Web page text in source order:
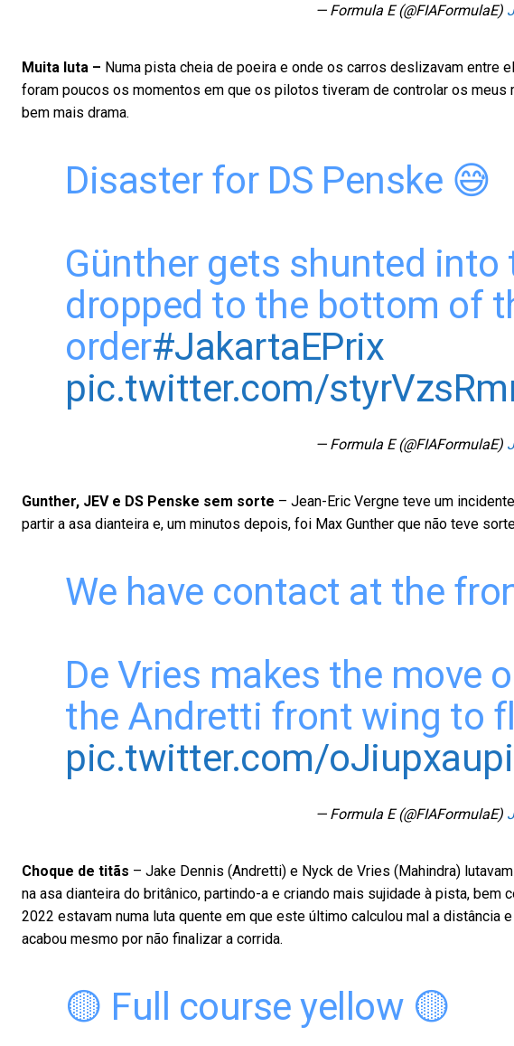
— Formula E (@FIAFormulaE)
Muita luta – Numa pista cheia de poeira e onde os carros deslizavam entre
foram poucos os momentos em que os pilotos tiveram de controlar os
bem mais drama.
Disaster for DS Penske 😅
Günther gets shunted into
dropped to the bottom of
order#JakartaEPrix
pic.twitter.com/
— Formula E (@FIAFormulaE)
Gunther, JEV e DS Penske sem sorte – Jean-Eric Vergne teve um
partir a asa dianteira e, um minutos depois, foi Max Gunther que não teve
We have contact at the
De Vries makes the move
the Andretti front wing to
pic.twitter.com/oJiupxaupi
— Formula E (@FIAFormulaE)
Choque de titãs – Jake Dennis (Andretti) e Nyck de Vries (Mahindra)
na asa dianteira do britânico, partindo-a e criando mais sujidade à pista,
2022 estavam numa luta quente em que este último calculou mal a distância
acabou mesmo por não finalizar a corrida.
🟡 Full course yellow 🟡